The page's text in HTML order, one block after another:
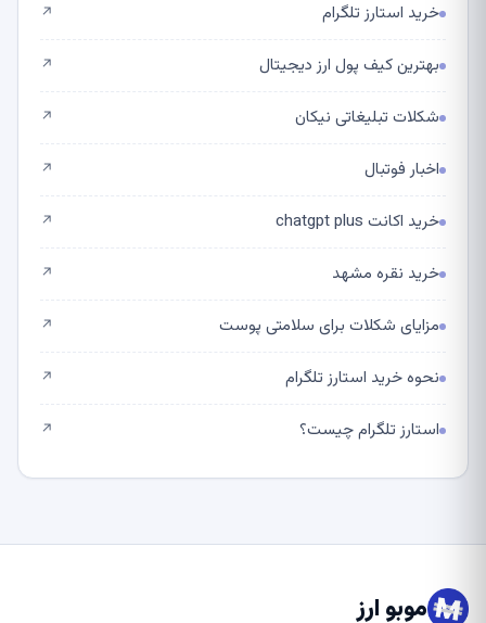
خرید استارز تلگرام ↗
بهترین کیف پول ارز دیجیتال ↗
شکلات تبلیغاتی نیکان ↗
اخبار فوتبال ↗
خرید اکانت chatgpt plus ↗
خرید نقره مشهد ↗
مزایای شکلات برای سلامتی پوست ↗
نحوه خرید استارز تلگرام ↗
استارز تلگرام چیست؟ ↗
موبو ارز